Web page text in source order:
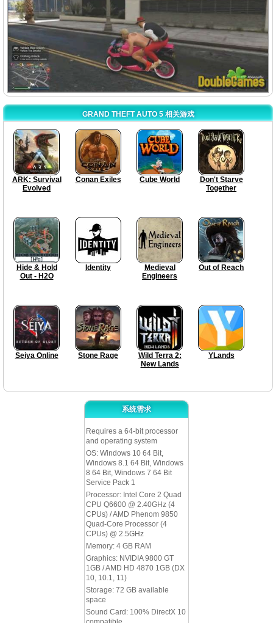
GRAND THEFT AUTO 5 相关游戏
ARK: Survival
Evolved
Conan Exiles Cube World
Don't Starve
Together
Hide & Hold
Out - H2O
Identity
Medieval
Engineers
Out of Reach
Seiya Online Stone Rage
Wild Terra 2:
New Lands
YLands
系统需求
Requires a 64-bit processor
and operating system
OS: Windows 10 64 Bit,
Windows 8.1 64 Bit, Windows
8 64 Bit, Windows 7 64 Bit
Service Pack 1
Processor: Intel Core 2 Quad
CPU Q6600 @ 2.40GHz (4
CPUs) / AMD Phenom 9850
Quad-Core Processor (4
CPUs) @ 2.5GHz
Memory: 4 GB RAM
Graphics: NVIDIA 9800 GT
1GB / AMD HD 4870 1GB (DX
10, 10.1, 11)
Storage: 72 GB available
space
Sound Card: 100% DirectX 10